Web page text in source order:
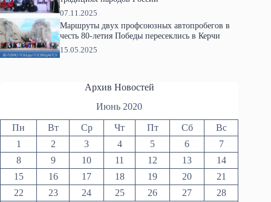
07.11.2025
Маршруты двух профсоюзных автопробегов в
честь 80-летия Победы пересеклись в Керчи
15.05.2025
Архив Новостей
Июнь 2020
Пн Вт Ср Чт Пт Сб
Вс
1
2 3 4 5 6
7
8
9 10 11 12 13
14
15
16 17 18 19 20
21
22
23 24 25 26 27
28